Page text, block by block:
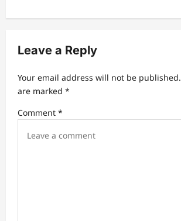
v
g
t
Leave a Reply
Your email address will not be published.
are marked *
Comment *